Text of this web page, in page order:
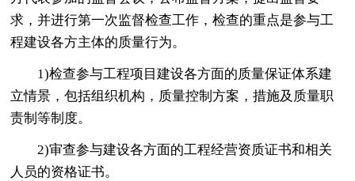
求，并进行第一次监督检查工作，检查的重点是参与工
程建设各方主体的质量行为。
1)检查参与工程项目建设各方面的质量保证体系建
立情景，包括组织机构，质量控制方案，措施及质量职
责制等制度。
2)审查参与建设各方面的工程经营资质证书和相关
人员的资格证书。